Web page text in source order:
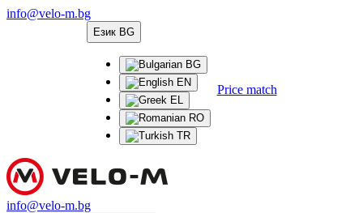
info@velo-m.bg
Език BG
BG
EN
EL
RO
TR
Price match
info@velo-m.bg